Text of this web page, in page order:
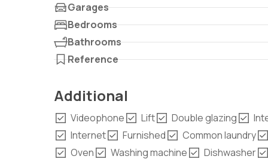
Garages
Bedrooms
Bathrooms
Reference
Additional
Videophone Lift Double glazing
Internet
Furnished
Common laundry
Oven
Washing machine
Dishwasher